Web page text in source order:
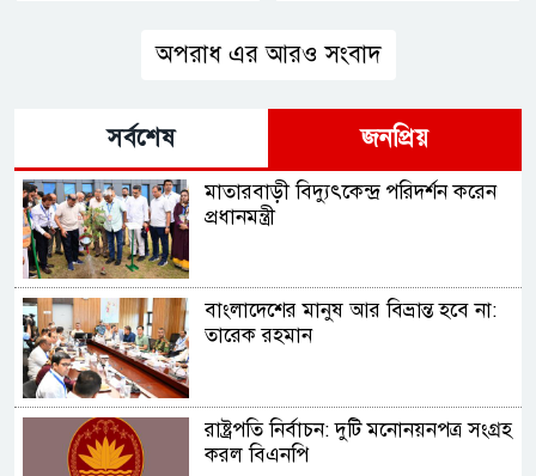
অপরাধ এর আরও সংবাদ
সর্বশেষ জনপ্রিয়
মাতারবাড়ী বিদ্যুৎকেন্দ্র পরিদর্শন করেন
প্রধানমন্ত্রী
বাংলাদেশের মানুষ আর বিভ্রান্ত হবে না:
তারেক রহমান
রাষ্ট্রপতি নির্বাচন: দুটি মনোনয়নপত্র সংগ্রহ
করল বিএনপি